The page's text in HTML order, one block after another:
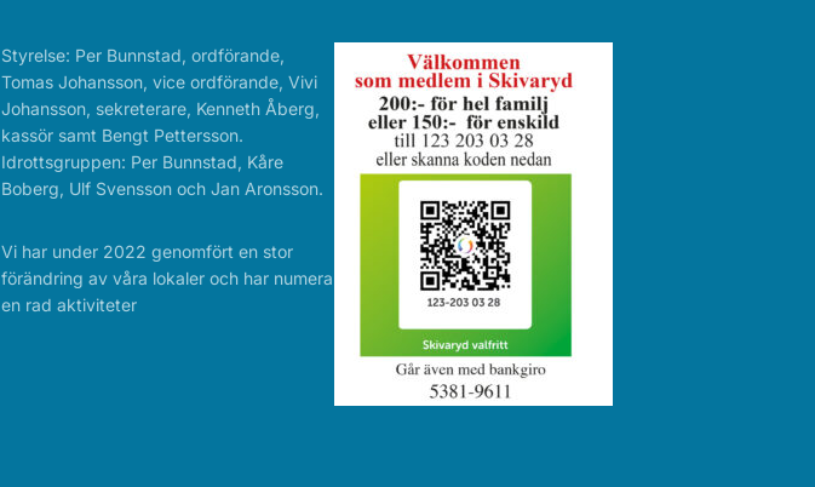
Styrelse: Per Bunnstad, ordförande,
Tomas Johansson, vice ordförande, Vivi
Johansson, sekreterare, Kenneth Åberg,
kassör samt Bengt Pettersson.
Idrottsgruppen: Per Bunnstad, Kåre
Boberg, Ulf Svensson och Jan Aronsson.
Vi har under 2022 genomfört en stor
förändring av våra lokaler och har numera
en rad aktiviteter